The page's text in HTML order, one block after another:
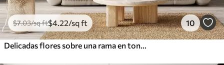
$7.03/sq ft$4 .22/sq ft 10